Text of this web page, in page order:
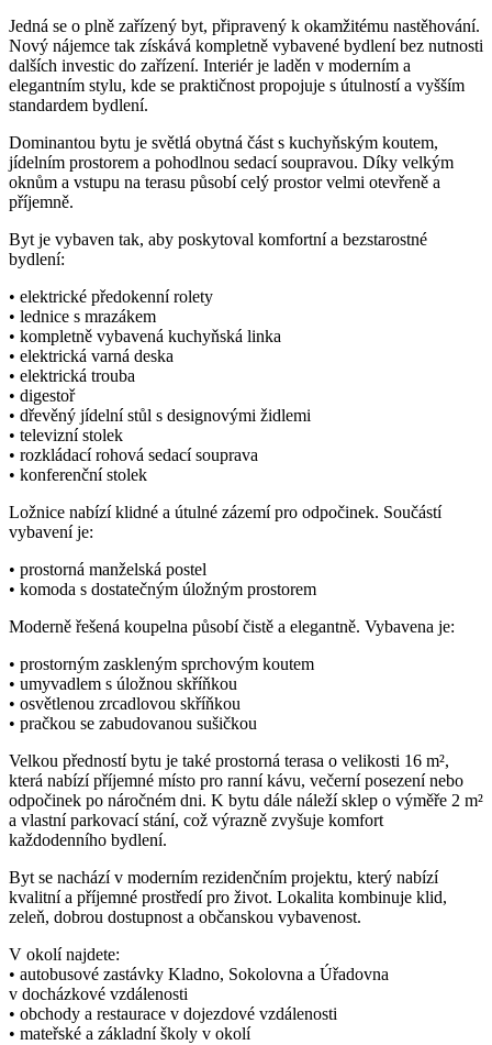
Jedná se o plně zařízený byt, připravený k okamžitému nastěhování.
Nový nájemce tak získává kompletně vybavené bydlení bez nutnosti
dalších investic do zařízení. Interiér je laděn v moderním a
elegantním stylu, kde se praktičnost propojuje s útulností a vyšším
standardem bydlení.
Dominantou bytu je světlá obytná část s kuchyňským koutem,
jídelním prostorem a pohodlnou sedací soupravou. Díky velkým
oknům a vstupu na terasu působí celý prostor velmi otevřeně a
příjemně.
Byt je vybaven tak, aby poskytoval komfortní a bezstarostné
bydlení:
• elektrické předokenní rolety
• lednice s mrazákem
• kompletně vybavená kuchyňská linka
• elektrická varná deska
• elektrická trouba
• digestoř
• dřevěný jídelní stůl s designovými židlemi
• televizní stolek
• rozkládací rohová sedací souprava
• konferenční stolek
Ložnice nabízí klidné a útulné zázemí pro odpočinek. Součástí
vybavení je:
• prostorná manželská postel
• komoda s dostatečným úložným prostorem
Moderně řešená koupelna působí čistě a elegantně. Vybavena je:
• prostorným zaskleným sprchovým koutem
• umyvadlem s úložnou skříňkou
• osvětlenou zrcadlovou skříňkou
• pračkou se zabudovanou sušičkou
Velkou předností bytu je také prostorná terasa o velikosti 16 m²,
která nabízí příjemné místo pro ranní kávu, večerní posezení nebo
odpočinek po náročném dni. K bytu dále náleží sklep o výměře 2 m²
a vlastní parkovací stání, což výrazně zvyšuje komfort
každodenního bydlení.
Byt se nachází v moderním rezidenčním projektu, který nabízí
kvalitní a příjemné prostředí pro život. Lokalita kombinuje klid,
zeleň, dobrou dostupnost a občanskou vybavenost.
V okolí najdete:
• autobusové zastávky Kladno, Sokolovna a Úřadovna
v docházkové vzdálenosti
• obchody a restaurace v dojezdové vzdálenosti
• mateřské a základní školy v okolí